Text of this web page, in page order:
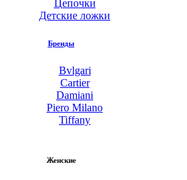
Цепочки
Детские ложки
Бренды
Bvlgari
Cartier
Damiani
Piero Milano
Tiffany
Женские